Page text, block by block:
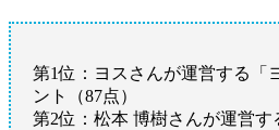
第1位：ヨスさんが運営する「
ント（87点）
第2位：松本 博樹さんが運営す